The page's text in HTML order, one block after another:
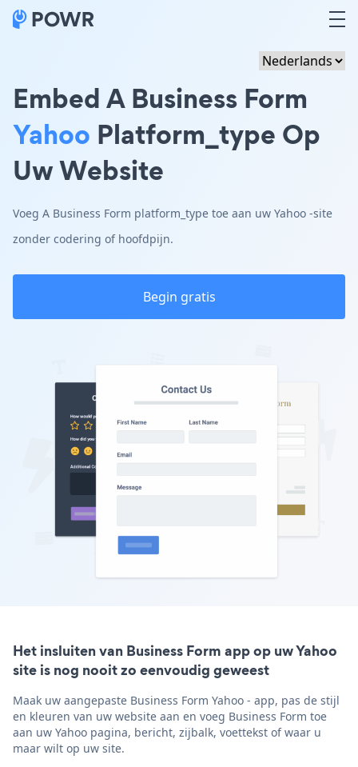
Embed A Business Form
Yahoo Platform_type Op
Uw Website
Voeg A Business Form platform_type toe aan uw Yahoo -site
zonder codering of hoofdpijn.
Begin gratis
Het insluiten van Business Form app op uw Yahoo
site is nog nooit zo eenvoudig geweest
Maak uw aangepaste Business Form Yahoo - app, pas de stijl
en kleuren van uw website aan en voeg Business Form toe
aan uw Yahoo pagina, bericht, zijbalk, voettekst of waar u
maar wilt op uw site.